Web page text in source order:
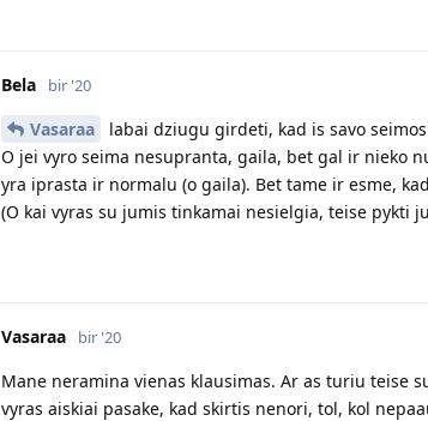
Bela bir '20
Vasaraa
labai dziugu girdeti, kad is savo
O jei vyro seima nesupranta, gaila, bet gal ir nieko
yra iprasta ir normalu (o gaila). Bet tame ir esme,
(O kai vyras su jumis tinkamai nesielgia, teise pykti
Vasaraa bir '20
Mane neramina vienas klausimas. Ar as turiu teise
vyras aiskiai pasake, kad skirtis nenori, tol, kol